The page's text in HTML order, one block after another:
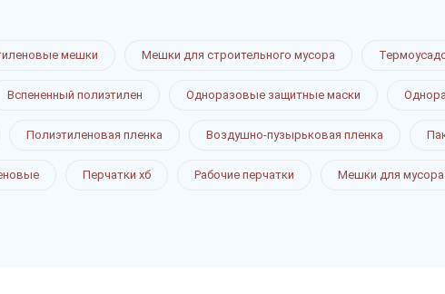
мешки Мешки для строительного мусора
Вспененный полиэтилен Одноразовые защитные маски
Полиэтиленовая пленка Воздушно-пузырьковая пленка
Перчатки хб Рабочие перчатки Мешки для мусора